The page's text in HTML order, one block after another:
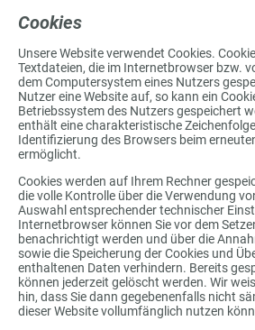
Cookies
Unsere Website verwendet Cookies.
Textdateien, die im Internetbrowser bzw.
dem Computersystem eines Nutzers
Nutzer eine Website auf, so kann ein
Betriebssystem des Nutzers gespeichert
enthält eine charakteristische
Identifizierung des Browsers beim
ermöglicht.
Cookies werden auf Ihrem Rechner
die volle Kontrolle über die Verwendung
Auswahl entsprechender technischer
Internetbrowser können Sie vor dem
benachrichtigt werden und über die
sowie die Speicherung der Cookies und
enthaltenen Daten verhindern. Bereits
können jederzeit gelöscht werden. Wir
hin, dass Sie dann gegebenenfalls nicht
dieser Website vollumfänglich nutzen